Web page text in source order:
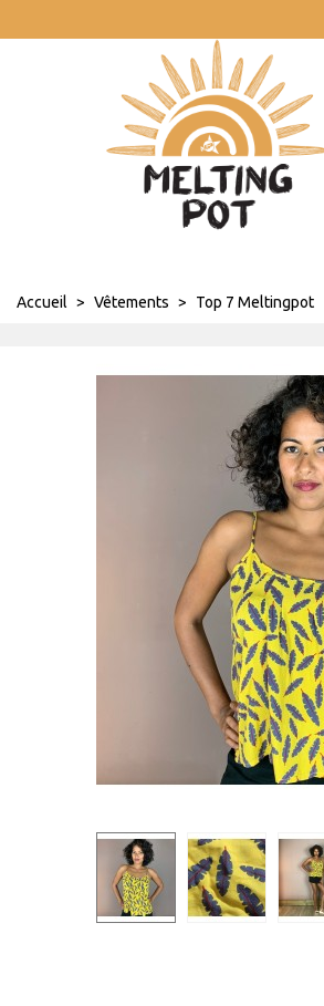
Accueil > Vêtements > Top 7 Meltingpot